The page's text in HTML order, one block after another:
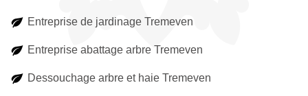
Entreprise de jardinage Tremeven
Entreprise abattage arbre Tremeven
Dessouchage arbre et haie Tremeven